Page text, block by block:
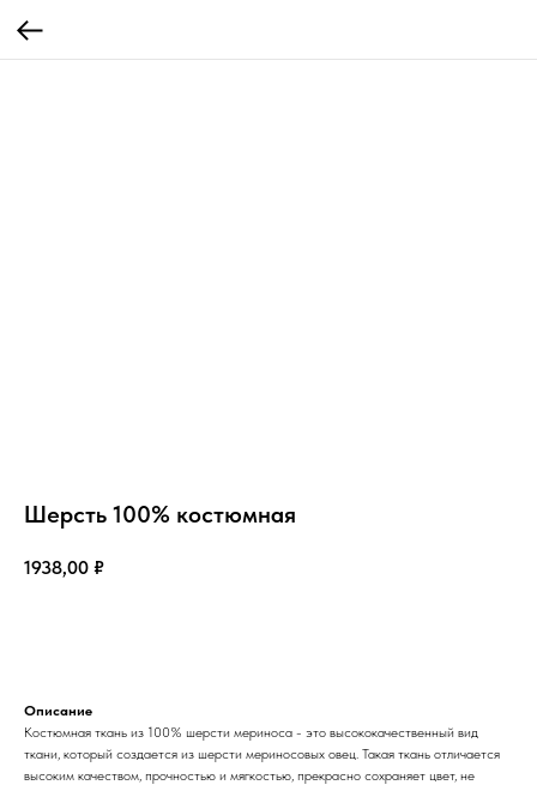
Шерсть 100% костюмная
1938,00 ₽
Описание
Костюмная ткань из 100% шерсти мериноса - это высококачественный вид
ткани, который создается из шерсти мериносовых овец. Такая ткань отличается
высоким качеством, прочностью и мягкостью, прекрасно сохраняет цвет, не